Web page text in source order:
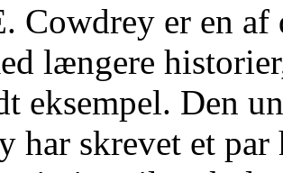
Cowdrey er en
længere
eksempel. Den
har skrevet et